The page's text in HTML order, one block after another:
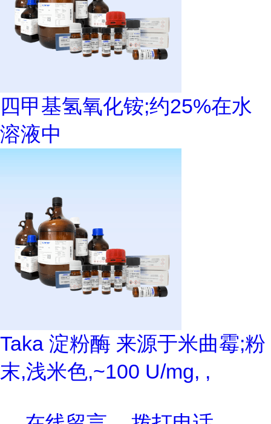
四甲基氢氧化铵;约25%在水
溶液中
Taka 淀粉酶 来源于米曲霉;粉
末,浅米色,~100 U/mg, ,